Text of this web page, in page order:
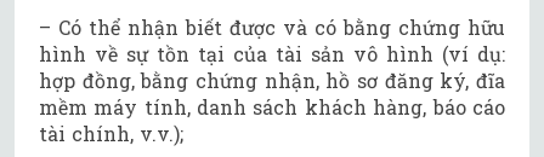
– Có thể nhận biết được và có bằng chứng hữu
hình về sự tồn tại của tài sản vô hình (ví dụ:
hợp đồng, bằng chứng nhận, hồ sơ đăng ký, đĩa
mềm máy tính, danh sách khách hàng, báo cáo
tài chính, v.v.);